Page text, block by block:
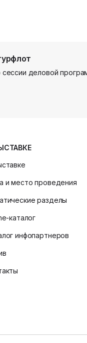
деловой
и место проведения
разделы
каталог
инфопартнеров